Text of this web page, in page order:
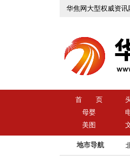
华焦网大型权威资
首 页
母婴
美图
地市导航